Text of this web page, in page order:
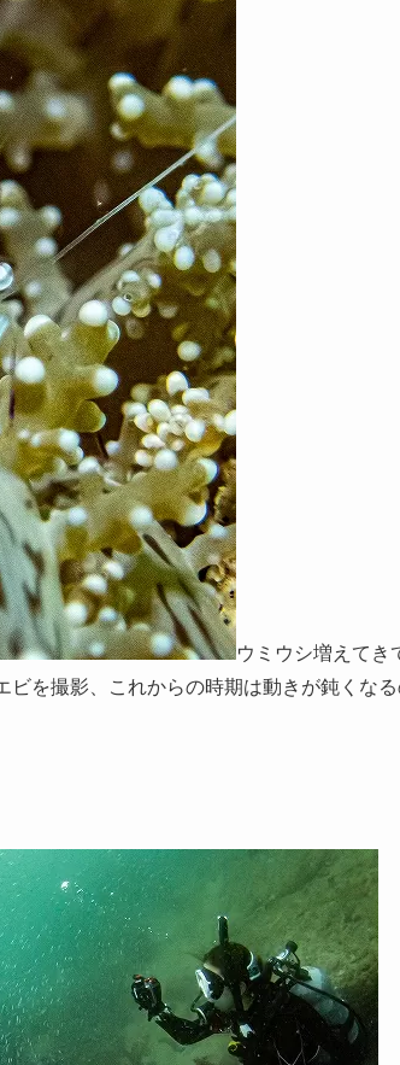
ウミウシ増えてき
を撮影、これからの時期は動きが鈍くな